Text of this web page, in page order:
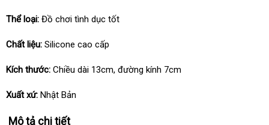
Thể loại: Đồ chơi tình dục tốt
Chất liệu: Silicone cao cấp
Kích thước: Chiều dài 13cmtự
, đường kính 7cm
Xuất xứ: Nhật Bản
Mô tả chi tiết